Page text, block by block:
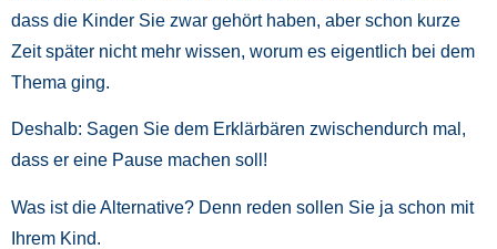
dass die Kinder Sie zwar gehört haben, aber schon kurze
Zeit später nicht mehr wissen, worum es eigentlich bei dem
Thema ging.
Deshalb: Sagen Sie dem Erklärbären zwischendurch mal,
dass er eine Pause machen soll!
Was ist die Alternative? Denn reden sollen Sie ja schon mit
Ihrem Kind.